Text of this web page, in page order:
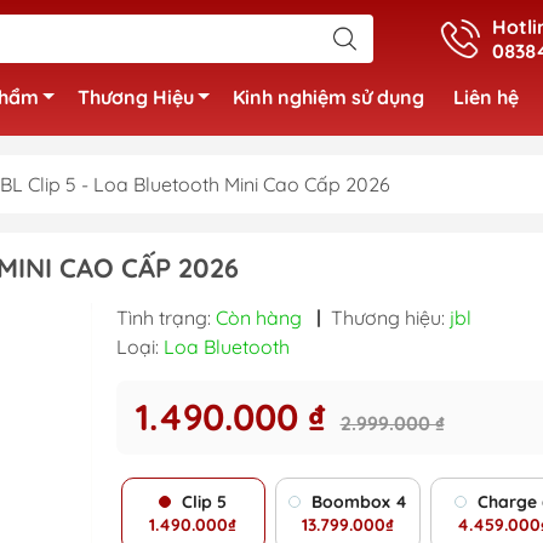
Thương Hiệu Kinh nghiệm sử dụng Liên hệ
Clip 5 - Loa Bluetooth Mini Cao Cấp 2026
CAO CẤP 2026
Tình trạng: Còn hàng | Thương hiệu: jbl
Loại: Loa Bluetooth
1.490.000 ₫ 2.999.000 ₫
Clip 5
1.490.000₫
Boombox 4
13.799.000₫
Charge